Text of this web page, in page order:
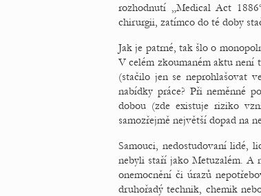
rozhodnutí „Medical Act
chirurgii, zatímco do té doby
Jak je patrné, tak šlo o
V celém zkoumaném aktu není
(stačilo jen se neprohlašovat
nabídky práce? Při neměnné
dobou (zde existuje riziko
samozřejmě největší dopad na
Samouci, nedostudovaní lidé,
nebyli staří jako Metuzalém. A
onemocnění či úrazů
druhořadý technik, chemik